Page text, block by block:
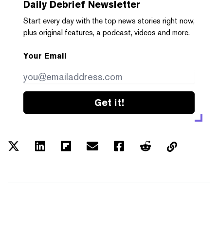
Daily Debrief Newsletter
Start every day with the top news stories right now,
plus original features, a podcast, videos and more.
Your Email
Get it!